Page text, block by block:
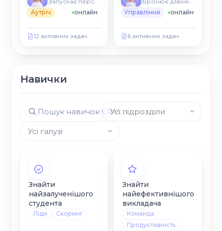
Аутріч
онлайн
12 активних задач
Управління
онлайн
6 активних задач
Навички
Знайти
найзалученішого
студента
Ліди Скоринг
Знайти
найефективнішого
викладача
Команда
Продуктивність